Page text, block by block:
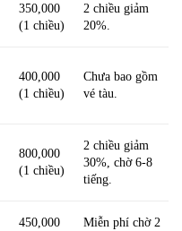
350,000
(1 chiều)
2 chiều giảm
20%.
400,000
(1 chiều)
Chưa bao gồm
vé tàu.
800,000
(1 chiều)
2 chiều giảm
30%, chờ 6-8
tiếng.
450,000
Miễn phí chờ 2